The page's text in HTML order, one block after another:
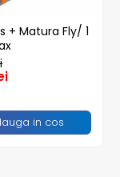
+ Matura Fly/ 1
in cos